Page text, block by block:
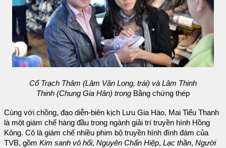
Cổ Trạch Thâm (Lâm Văn Long, trái) và Lâm Thinh
Thinh (Chung Gia Hân) trong Bằng chứng thép
Cùng với chồng, đạo diễn-biên kịch Lưu Gia Hào, Mai Tiểu Thanh
là một giám chế hàng đầu trong ngành giải trí truyền hình Hồng
Kông. Cô là giám chế nhiều phim bộ truyền hình đình đám của
TVB, gồm Kim sanh vô hối, Nguyên Chấn Hiệp, Lạc thần, Người